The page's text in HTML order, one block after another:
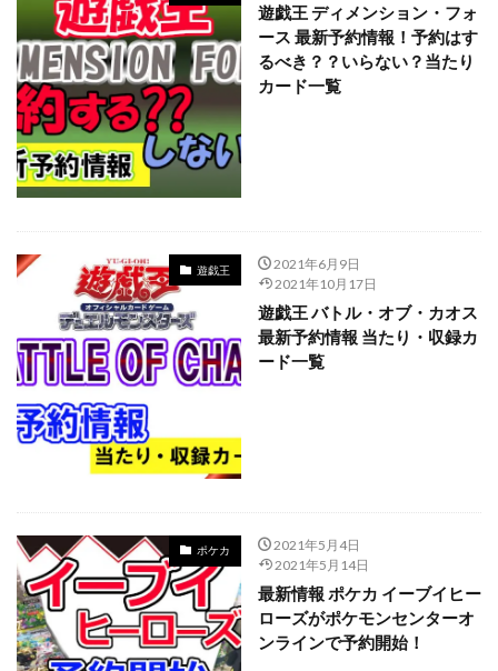
遊戯王 ディメンション・フォ
ース 最新予約情報！予約はす
るべき？？いらない？当たり
カード一覧
遊戯王
2021年6月9日
2021年10月17日
遊戯王 バトル・オブ・カオス
最新予約情報 当たり・収録カ
ード一覧
ポケカ
2021年5月4日
2021年5月14日
最新情報 ポケカ イーブイヒー
ローズがポケモンセンターオ
ンラインで予約開始！
BURST OF DESTINY
Charizard Card
Crystalized Charmander
CRYSTALIZED SQUIRTLE
CYBERSTORM ACCESS
daniel arsham
DARKWING BLAST
DAWN OF MAJESTY
DIMENSION FORCE
DUELIST NEXUS
DVD
ebay
GXウルトラシャイニー
HISTORY ARCHIVE COLLECTION
HYPEBEAST
jeweled lotus
KAIBA CORPORATION STORE
kantostarter
Legendary Collection 25th Anniversary Edition
LEGENDARY MONSTERS PACK
Marnie Premium Tournament Collection
No. COMPLETE FILE -PIECE OF MEMORIES
NY限定
Obelisk the Tormentor
PERROTIN
PHARAONIC LEGEND PACK
PHOTON HYPERNOVA
pokemon
Pokémon LEGENDS アルセウス
POWER OF THE ELEMENTS
PRECIOUS COLLECTOR BOX
PREMIUM PACK 2023